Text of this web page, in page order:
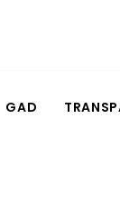
GAD